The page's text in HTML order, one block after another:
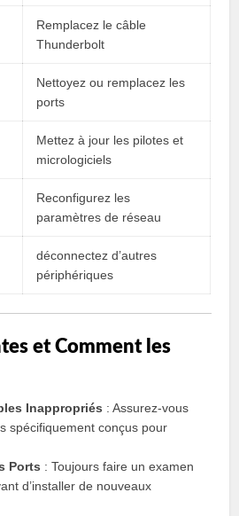
Remplacez le câble
Thunderbolt
Nettoyez ou remplacez les
ports
Mettez à jour les pilotes et
micrologiciels
Reconfigurez les
paramètres de réseau
déconnectez d’autres
périphériques
et Comment les
Inappropriés : Assurez-vous
spécifiquement conçus pour
Ports : Toujours faire un examen
d’installer de nouveaux